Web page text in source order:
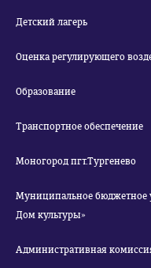
Детский лагерь
Оценка регулирующего
Образование
Транспортное обеспечение
Моногород пгт.Тургенево
Муниципальное бюджетное учреждение
Дом культуры»
Административная